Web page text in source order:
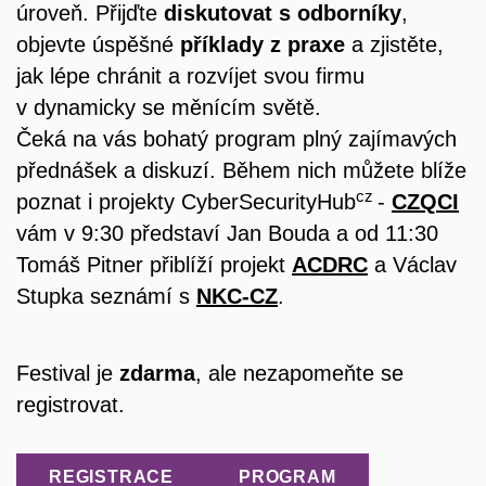
úroveň. Přijďte diskutovat s odborníky,
objevte úspěšné příklady z praxe a zjistěte,
jak lépe chránit a rozvíjet svou firmu
v dynamicky se měnícím světě.
Čeká na vás bohatý program plný zajímavých
přednášek a diskuzí. Během nich můžete blíže
poznat i projekty CyberSecurityHubcz - CZQCI
vám v 9:30 představí Jan Bouda a od 11:30
Tomáš Pitner přiblíží projekt ACDRC a Václav
Stupka seznámí s NKC-CZ.
Festival je zdarma, ale nezapomeňte se
registrovat.
REGISTRACE PROGRAM